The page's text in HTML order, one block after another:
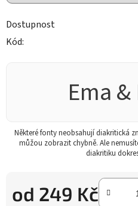
Dostupnost
Kód:
Ema
Některé fonty neobsahují diakritická
můžou zobrazit chybně. Ale
diakritiku
od 249 Kč